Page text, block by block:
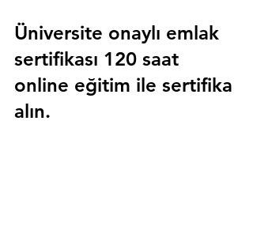
Üniversite onaylı emlak
sertifikası 120 saat
online eğitim ile sertifika
alın.